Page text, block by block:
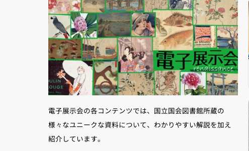
電子展示会の各コンテンツでは、国立国会図書館所蔵の
様々なユニークな資料について、わかりやすい解説を加え
紹介しています。